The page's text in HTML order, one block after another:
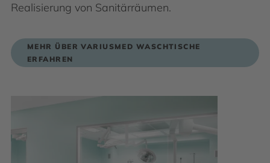
Realisierung von Sanitärräumen.
MEHR ÜBER VARIUSMED WASCHTISCHE
ERFAHREN